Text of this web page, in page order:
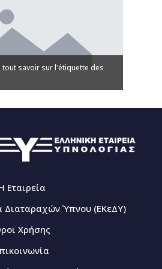
tout savoir sur l'étiquette des
Εταιρεία
Διαταραχών Ύπνου (ΕΚεΔΥ)
Χρήσης